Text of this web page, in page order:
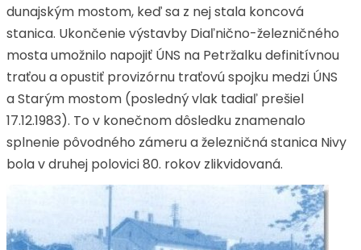
dunajským mostom, keď sa z nej stala koncová
stanica. Ukončenie výstavby Diaľnično-železničného
mosta umožnilo napojiť ÚNS na Petržalku definitívnou
traťou a opustiť provizórnu traťovú spojku medzi ÚNS
a Starým mostom (posledný vlak tadiaľ prešiel
17.12.1983). To v konečnom dôsledku znamenalo
splnenie pôvodného zámeru a železničná stanica Nivy
bola v druhej polovici 80. rokov zlikvidovaná.